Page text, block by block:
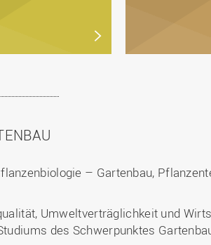
– Gartenbau,
Umweltverträglichkeit und
des Schwerpunktes